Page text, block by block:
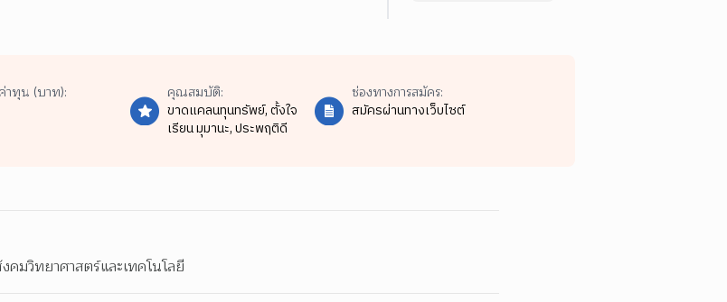
าทุน (บาท):
คุณสมบัติ:
ขาดแคลนทุนทรัพย์,ตั้งใจ
เรียน มุมานะ,ประพฤติดี
ช่องทางการสมัคร:
สมัครผ่านทางเว็บไซต์
มวิทยาศาสตร์และเทคโนโลยี